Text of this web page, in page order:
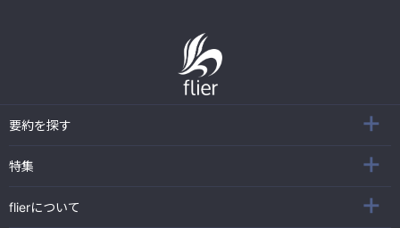
要約を探す
特集
flierについて